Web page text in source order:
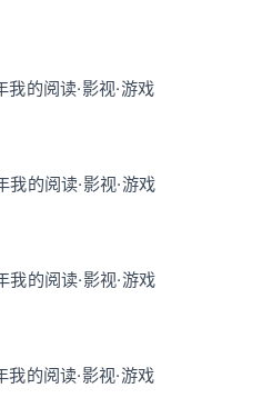
的阅读·影视·游戏
的阅读·影视·游戏
的阅读·影视·游戏
的阅读·影视·游戏